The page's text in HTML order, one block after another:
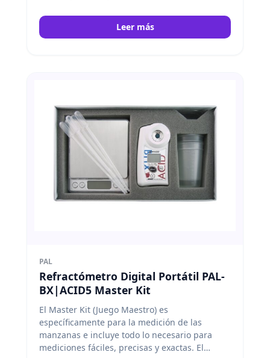
medida. Atago
Leer más
PAL
Refractómetro Digital Portátil PAL-
BX|ACID5 Master Kit
El Master Kit (Juego Maestro) es
específicamente para la medición de las
manzanas e incluye todo lo necesario para
mediciones fáciles, precisas y exactas. El